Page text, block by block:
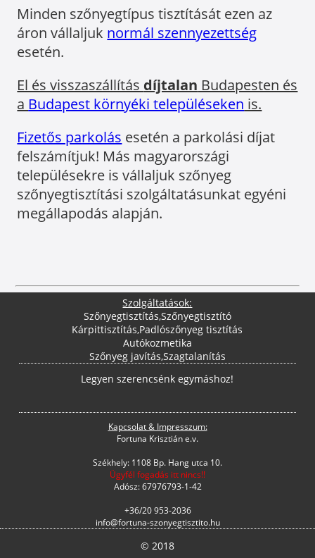
Minden szőnyegtípus tisztítását ezen az
áron vállaljuk normál szennyezettség
esetén.
El és visszaszállítás díjtalan Budapesten és
a Budapest környéki településeken is.
Fizetős parkolás esetén a parkolási díjat
felszámítjuk! Más magyarországi
településekre is vállaljuk szőnyeg
szőnyegtisztítási szolgáltatásunkat egyéni
megállapodás alapján.
Szolgáltatások:
Szőnyegtisztítás,Szőnyegtisztító
Kárpittisztítás,Padlószőnyeg tisztítás
Autókozmetika
Szőnyeg javítás,Szagtalanítás
Legyen szerencsénk egymáshoz!
Kapcsolat & Impresszum:
Fortuna Krisztián e.v.
Székhely: 1108 Bp. Hang utca 10.
Ügyfél fogadás itt nincs!!
Adósz: 67976793-1-42
+36/20 953-2036
info@fortuna-szonyegtisztito.hu
© 2018